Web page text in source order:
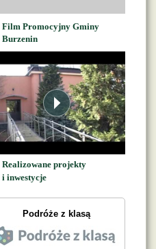
Film Promocyjny Gminy
Burzenin
Realizowane projekty
i inwestycje
Podróże z klasą